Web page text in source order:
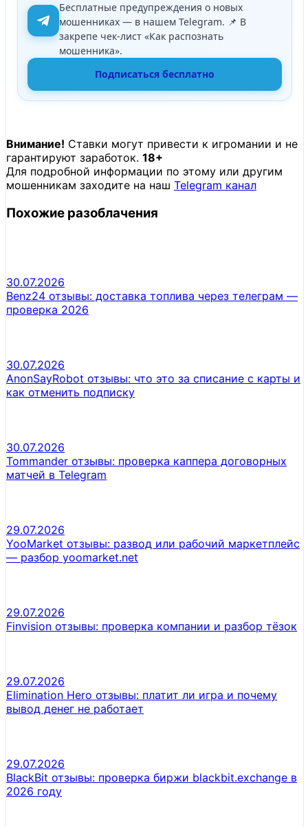
Бесплатные предупреждения о новых
мошенниках — в нашем Telegram. 📌 В
закрепе чек-лист «Как распознать
мошенника».
Подписаться бесплатно
Внимание! Ставки могут привести к игромании и не
гарантируют заработок. 18+
Для подробной информации по этому или другим
мошенникам заходите на наш Telegram канал
Похожие разоблачения
30.07.2026
Benz24 отзывы: доставка топлива через телеграм —
проверка 2026
30.07.2026
AnonSayRobot отзывы: что это за списание с карты и
как отменить подписку
30.07.2026
Tommander отзывы: проверка каппера договорных
матчей в Telegram
29.07.2026
YooMarket отзывы: развод или рабочий маркетплейс
— разбор yoomarket.net
29.07.2026
Finvision отзывы: проверка компании и разбор тёзок
29.07.2026
Elimination Hero отзывы: платит ли игра и почему
вывод денег не работает
29.07.2026
BlackBit отзывы: проверка биржи blackbit.exchange в
2026 году